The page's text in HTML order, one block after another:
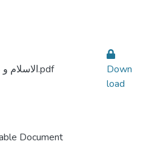
الاسلام و ظاهره العنف.pdf
Document
Down
load